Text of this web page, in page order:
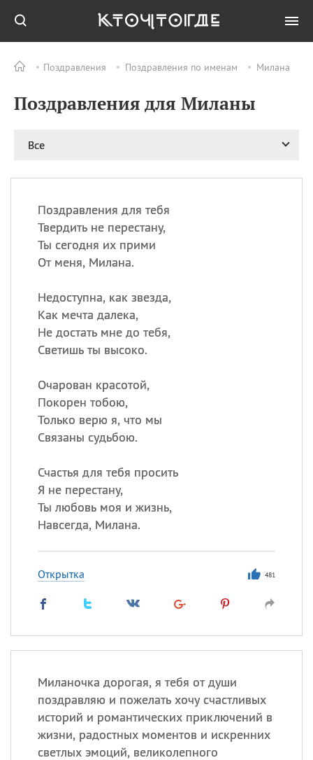
Поздравления Поздравления по именам Милана
Поздравления для Миланы
Все
Поздравления для тебя
Твердить не перестану,
Ты сегодня их прими
От меня, Милана.
Недоступна, как звезда,
Как мечта далека,
Не достать мне до тебя,
Светишь ты высоко.
Очарован красотой,
Покорен тобою,
Только верю я, что мы
Связаны судьбою.
Счастья для тебя просить
Я не перестану,
Ты любовь моя и жизнь,
Навсегда, Милана.
Открытка 481
Миланочка дорогая, я тебя от души
поздравляю и пожелать хочу счастливых
историй и романтических приключений в
жизни, радостных моментов и искренних
светлых эмоций, великолепного
ПРАЗДНИКИ Все
08.08 День «Счастье
случается» (Happiness
День мира в Аугсбурге
ИМЕНА
происхождение